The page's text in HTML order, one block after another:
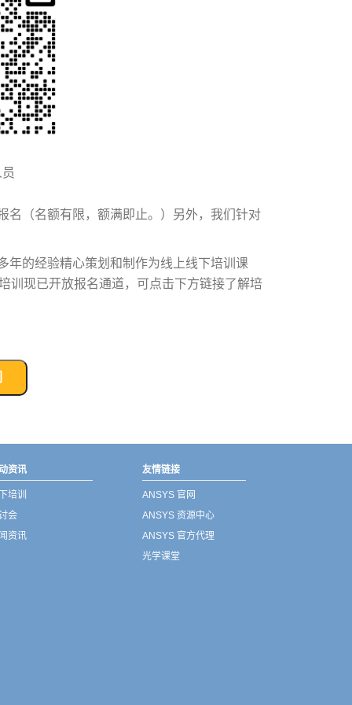
名（名额有限，额满即止。）另外，我们针对
年的经验精心策划和制作为线上线下培训课
训现已开放报名通道，可点击下方链接了解培
资讯
培训
会
资讯
友情链接
ANSYS 官网
ANSYS 资源中心
ANSYS 官方代理
光学课堂